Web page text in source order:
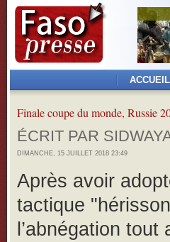
ACCUEIL
Finale coupe du monde, Russie
ÉCRIT PAR
DIMANCHE, 15 JUILLET 2018 23:49
Après avoir
tactique
l’abnégation tout